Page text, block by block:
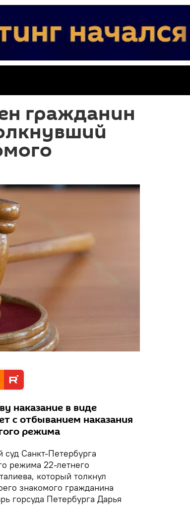
гражданин
наказание в виде
с отбыванием наказания
режима
суд Санкт-Петербурга
режима 22-летнего
который толкнул
знакомого гражданина
горсуда Петербурга Дарья